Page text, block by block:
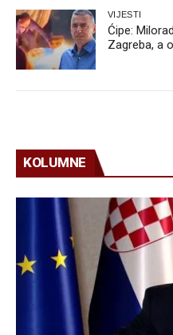
VIJESTI
Ćipe:
Zagreba, a
KOLUMNE